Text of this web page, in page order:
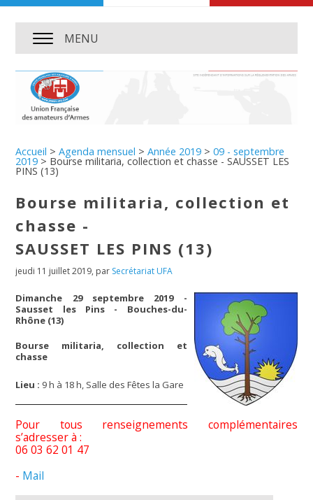
MENU
Accueil >Agenda mensuel >Année 2019 >09 - septembre
2019 > Bourse militaria, collection et chasse - SAUSSET LES
PINS (13)
Bourse militaria, collection et
chasse -
SAUSSET LES PINS (13)
jeudi 11 juillet 2019, par Secrétariat UFA
Dimanche 29 septembre 2019 -
Sausset les Pins - Bouches-du-
Rhône (13)
Bourse militaria, collection et
chasse
Lieu : 9 h à 18 h, Salle des Fêtes la Gare
Pour tous renseignements complémentaires
s’adresser à :
06 03 62 01 47
- Mail